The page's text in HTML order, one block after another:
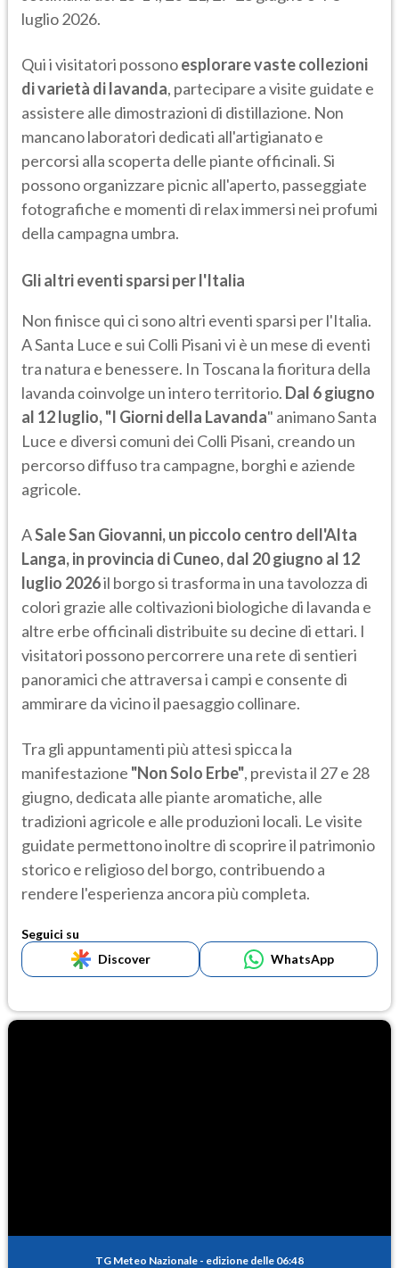
luglio 2026.
Qui i visitatori possonoesplorare vaste collezioni
di varietà di lavanda, partecipare a visite guidate e
assistere alle dimostrazioni di distillazione. Non
mancano laboratori dedicati all'artigianato e
percorsi alla scoperta delle piante officinali. Si
possono organizzare picnic all'aperto, passeggiate
fotografiche e momenti di relax immersi nei profumi
della campagna umbra.
Gli altri eventi sparsi per l'Italia
Non finisce qui ci sono altri eventi sparsi per l'Italia.
A Santa Luce e sui Colli Pisani vi è un mese di eventi
tra natura e benessere. In Toscana la fioritura della
lavanda coinvolge un intero territorio. Dal 6 giugno
al 12 luglio, "I Giorni della Lavanda" animano Santa
Luce e diversi comuni dei Colli Pisani, creando un
percorso diffuso tra campagne, borghi e aziende
agricole.
ASale San Giovanni, un piccolo centro dell'Alta
Langa, in provincia di Cuneo, dal 20 giugno al 12
luglio 2026il borgo si trasforma in una tavolozza di
colori grazie alle coltivazioni biologiche di lavanda e
altre erbe officinali distribuite su decine di ettari. I
visitatori possono percorrere una rete di sentieri
panoramici che attraversa i campi e consente di
ammirare da vicino il paesaggio collinare.
Tra gli appuntamenti più attesi spicca la
manifestazione "Non Solo Erbe", prevista il 27 e 28
giugno, dedicata alle piante aromatiche, alle
tradizioni agricole e alle produzioni locali. Le visite
guidate permettono inoltre di scoprire il patrimonio
storico e religioso del borgo, contribuendo a
rendere l'esperienza ancora più completa.
Seguici su
Discover
WhatsApp
TG Meteo Nazionale - edizione delle 06:48